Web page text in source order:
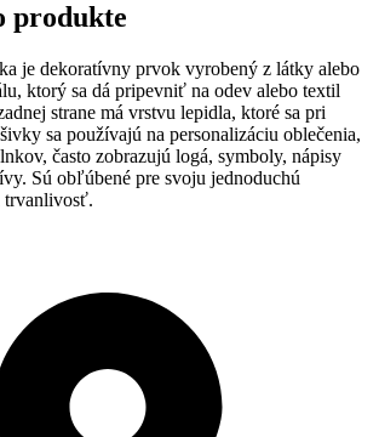
produkte
je dekoratívny prvok vyrobený z látky alebo
ktorý sa dá pripevniť na odev alebo textil
strane má vrstvu lepidla, ktoré sa pri
sa používajú na personalizáciu oblečenia,
často zobrazujú logá, symboly, nápisy
Sú obľúbené pre svoju jednoduchú
trvanlivosť.